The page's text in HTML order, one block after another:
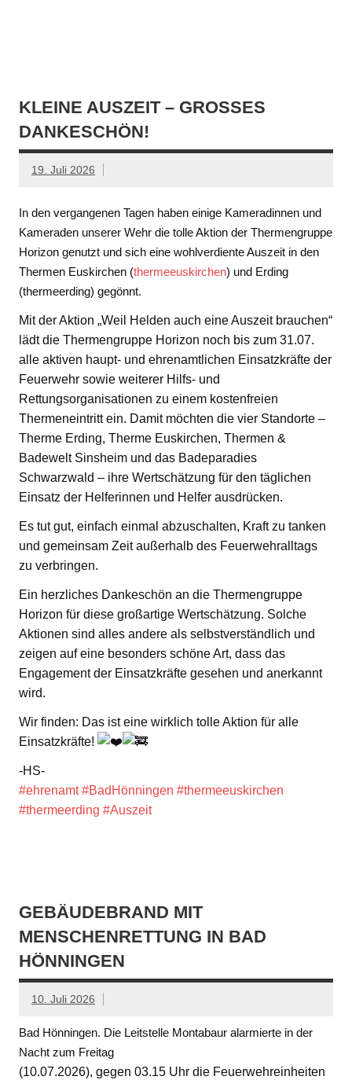
KLEINE AUSZEIT – GROSSES D
ANKESCHÖN!
19. Juli 2026
In den vergangenen Tagen haben einige Kameradinnen und
Kameraden unserer Wehr die tolle Aktion der Thermengruppe
Horizon genutzt und sich eine wohlverdiente Auszeit in den
Thermen Euskirchen (thermeeuskirchen) und Erding
(thermeerding) gegönnt.
Mit der Aktion „Weil Helden auch eine Auszeit brauchen“
lädt die Thermengruppe Horizon noch bis zum 31.07.
alle aktiven haupt- und ehrenamtlichen Einsatzkräfte der
Feuerwehr sowie weiterer Hilfs- und
Rettungsorganisationen zu einem kostenfreien
Thermeneintritt ein. Damit möchten die vier Standorte –
Therme Erding, Therme Euskirchen, Thermen &
Badewelt Sinsheim und das Badeparadies
Schwarzwald – ihre Wertschätzung für den täglichen
Einsatz der Helferinnen und Helfer ausdrücken.
Es tut gut, einfach einmal abzuschalten, Kraft zu tanken
und gemeinsam Zeit außerhalb des Feuerwehralltags
zu verbringen.
Ein herzliches Dankeschön an die Thermengruppe
Horizon für diese großartige Wertschätzung. Solche
Aktionen sind alles andere als selbstverständlich und
zeigen auf eine besonders schöne Art, dass das
Engagement der Einsatzkräfte gesehen und anerkannt
wird.
Wir finden: Das ist eine wirklich tolle Aktion für alle
Einsatzkräfte!
-HS-
#ehrenamt #BadHönningen #thermeeuskirchen
#thermeerding #Auszeit
GEBÄUDEBRAND MIT
MENSCHENRETTUNG IN BAD
HÖNNINGEN
10. Juli 2026
Bad Hönningen. Die Leitstelle Montabaur alarmierte in der
Nacht zum Freitag
(10.07.2026), gegen 03.15 Uhr die Feuerwehreinheiten